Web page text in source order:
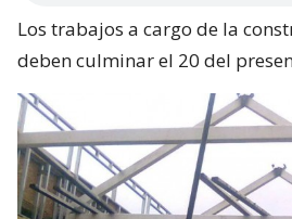
Los trabajos a cargo de la
deben culminar el 20 del